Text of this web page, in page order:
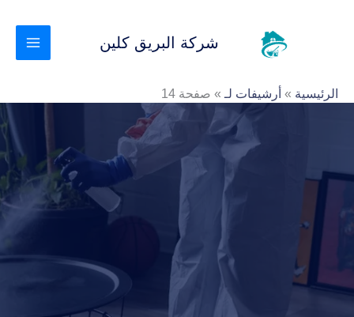
شركة البريق كلين
الرئيسية » أرشيفات لـ » صفحة 14